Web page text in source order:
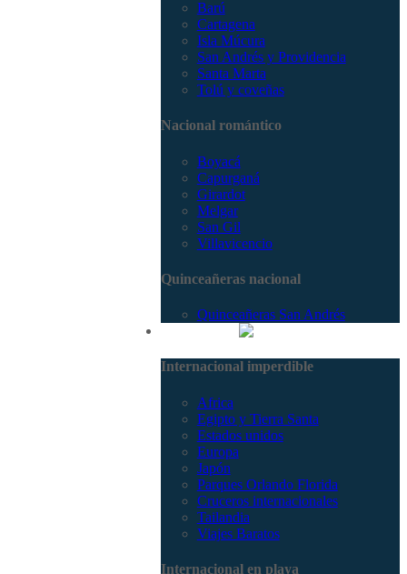
Barú
Cartagena
Isla Múcura
San Andrés y Providencia
Santa Marta
Tolú y coveñas
Nacional romántico
Boyacá
Capurganá
Girardot
Melgar
San Gil
Villavicencio
Quinceañeras nacional
Quinceañeras San Andrés
Internacional imperdible
Africa
Egipto y Tierra Santa
Estados unidos
Europa
Japón
Parques Orlando Florida
Cruceros internacionales
Tailandia
Viajes Baratos
Internacional en playa